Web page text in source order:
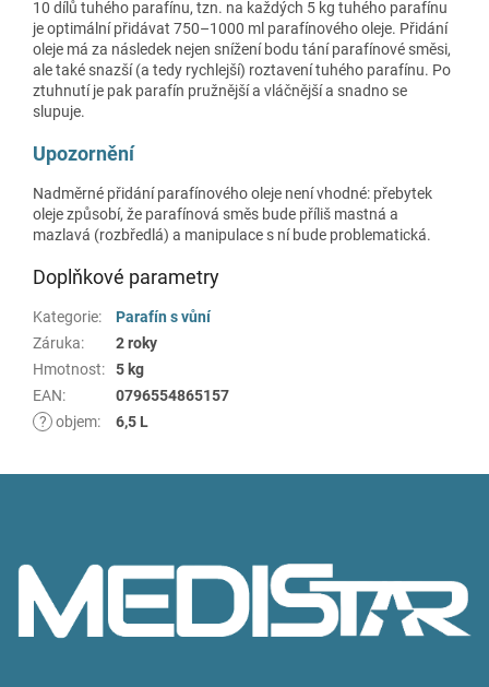
10 dílů tuhého parafínu, tzn. na každých 5 kg tuhého parafínu
je optimální přidávat 750–1000 ml parafínového oleje. Přidání
oleje má za následek nejen snížení bodu tání parafínové směsi,
ale také snazší (a tedy rychlejší) roztavení tuhého parafínu. Po
ztuhnutí je pak parafín pružnější a vláčnější a snadno se
slupuje.
Upozornění
Nadměrné přidání parafínového oleje není vhodné: přebytek
oleje způsobí, že parafínová směs bude příliš mastná a
mazlavá (rozbředlá) a manipulace s ní bude problematická.
Doplňkové parametry
Kategorie:
Parafín s vůní
Záruka:
2 roky
Hmotnost:
5 kg
EAN:
0796554865157
? objem: 6,5 L